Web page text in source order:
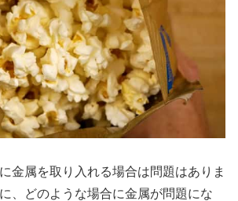
金属を取り入れる場合は問題はありま
、どのような場合に金属が問題にな